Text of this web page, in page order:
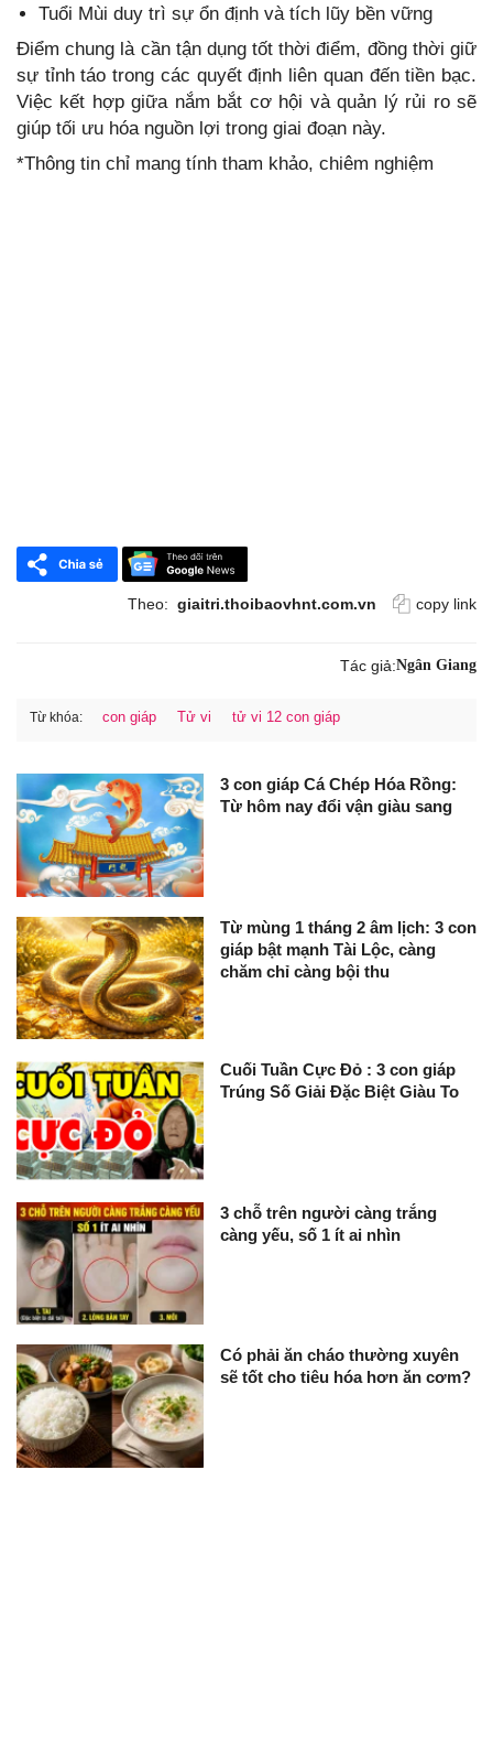
Tuổi Mùi duy trì sự ổn định và tích lũy bền vững
Điểm chung là cần tận dụng tốt thời điểm, đồng thời giữ
sự tỉnh táo trong các quyết định liên quan đến tiền bạc.
Việc kết hợp giữa nắm bắt cơ hội và quản lý rủi ro sẽ
giúp tối ưu hóa nguồn lợi trong giai đoạn này.
*Thông tin chỉ mang tính tham khảo, chiêm nghiệm
Theo: giaitri.thoibaovhnt.com.vn copy link
Tác giả:Ngân Giang
Từ khóa: con giáp Tử vi tử vi 12 con giáp
3 con giáp Cá Chép Hóa Rồng:
Từ hôm nay đổi vận giàu sang
Từ mùng 1 tháng 2 âm lịch: 3 con
giáp bật mạnh Tài Lộc, càng
chăm chỉ càng bội thu
Cuối Tuần Cực Đỏ : 3 con giáp
Trúng Số Giải Đặc Biệt Giàu To
3 chỗ trên người càng trắng
càng yếu, số 1 ít ai nhìn
Có phải ăn cháo thường xuyên
sẽ tốt cho tiêu hóa hơn ăn cơm?